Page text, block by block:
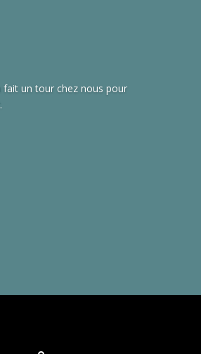
fait un tour chez nous pour
.